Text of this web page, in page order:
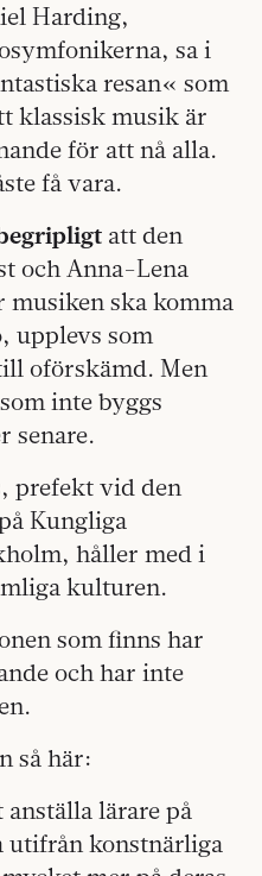
Harding,
sa i
resan« som
klassisk musik är
för att nå alla.
få vara.
att den
och Anna-Lena
musiken ska komma
upplevs som
oförskämd. Men
inte byggs
senare.
prefekt vid den
Kungliga
håller med i
kulturen.
som finns har
och har inte
så här:
lärare på
utifrån konstnärliga